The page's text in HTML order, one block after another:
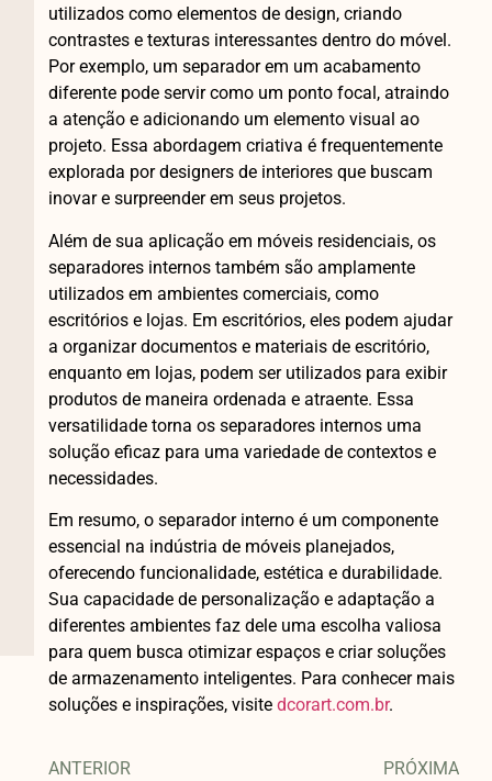
utilizados como elementos de design, criando
contrastes e texturas interessantes dentro do móvel.
Por exemplo, um separador em um acabamento
diferente pode servir como um ponto focal, atraindo
a atenção e adicionando um elemento visual ao
projeto. Essa abordagem criativa é frequentemente
explorada por designers de interiores que buscam
inovar e surpreender em seus projetos.
Além de sua aplicação em móveis residenciais, os
separadores internos também são amplamente
utilizados em ambientes comerciais, como
escritórios e lojas. Em escritórios, eles podem ajudar
a organizar documentos e materiais de escritório,
enquanto em lojas, podem ser utilizados para exibir
produtos de maneira ordenada e atraente. Essa
versatilidade torna os separadores internos uma
solução eficaz para uma variedade de contextos e
necessidades.
Em resumo, o separador interno é um componente
essencial na indústria de móveis planejados,
oferecendo funcionalidade, estética e durabilidade.
Sua capacidade de personalização e adaptação a
diferentes ambientes faz dele uma escolha valiosa
para quem busca otimizar espaços e criar soluções
de armazenamento inteligentes. Para conhecer mais
soluções e inspirações, visite dcorart.com.br.
ANTERIOR PRÓXIMA